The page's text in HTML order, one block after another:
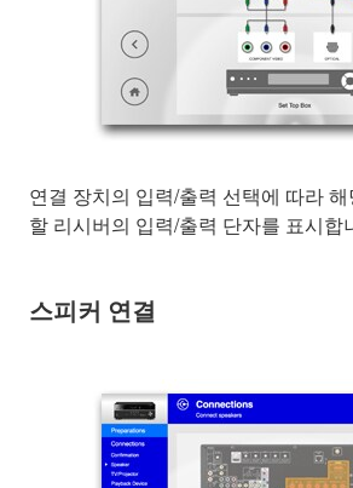
연결 장치의 입력/출력 선택에 따라
할 리시버의 입력/출력 단자를 표시합
스피커 연결